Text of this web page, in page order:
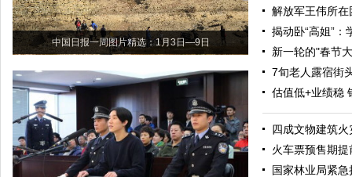
中国日报一周图片精选：1月3日—9日
解放军王伟所
揭动卧“高姐”：
新一轮的"春节
7旬老人露宿街
估值低+业绩稳
四成文物建筑
火车票预售期
国家林业局紧